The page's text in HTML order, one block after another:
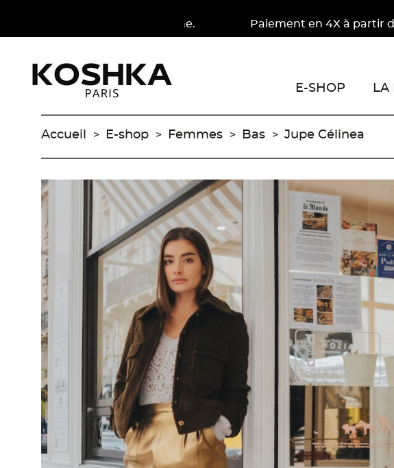
en France métropolitaine. Paiement en 4X à partir de 100 €
E-SHOP LA
Accueil E-shop Femmes Bas Jupe Célinea